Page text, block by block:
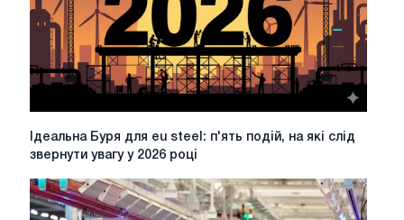
Ідеальна
eu
steel:
Ідеальна Буря для eu steel: п'ять подій, на які слід
звернути увагу у 2026 році